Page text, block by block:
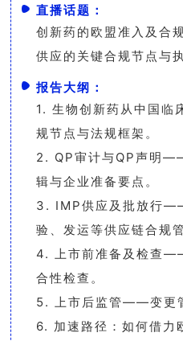
直播话题：
创新药的欧盟准入及合
供应的关键合规节点与
报告大纲：
1.生物创新药从中国临
规节点与法规框架。
2. QP审计与QP声明
辑与企业准备要点。
3. IMP供应及批放行
验、发运等供应链合规
4.
上市前准备及检查
合性检查。
5.
上市后监管——变更
6. 加速路径：如何借力